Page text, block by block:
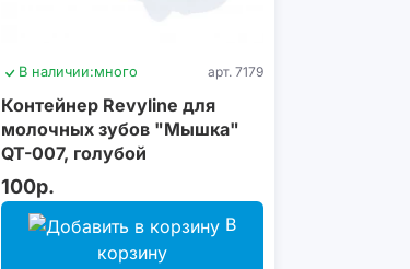
В наличии:много арт. 7179
Контейнер Revyline для
молочных зубов "Мышка"
QT-007, голубой
100р.
В
корзину